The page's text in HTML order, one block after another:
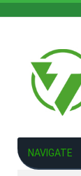
NAVIGATE